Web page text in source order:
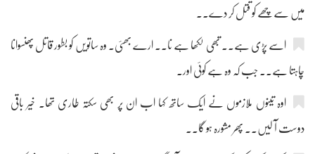
میں سے چھے کو قتل کر دے۔۔
اسے پڑی ہے۔۔ تبھی لکھا ہے نا۔۔ ارے بھئی۔ وہ ساتویں کو بطور قاتل پھنسوانا
چاہتا ہے۔۔ جب کہ وہ ہے کوئی اور۔
اوہ تینوں ملازموں نے ایک ساتھ کہا اب ان پر بھی سکتہ طاری تھا۔ خیر باقی
دوست آ لیں۔۔ پھر مشورہ ہو گا۔۔